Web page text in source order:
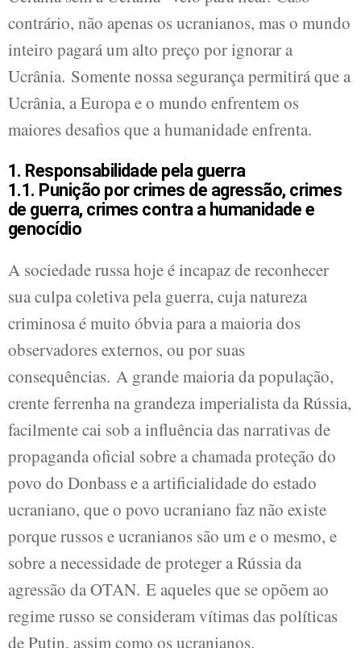
contrário, não apenas os ucranianos, mas o mundo
inteiro pagará um alto preço por ignorar a
Ucrânia. Somente nossa segurança permitirá que a
Ucrânia, a Europa e o mundo enfrentem os
maiores desafios que a humanidade enfrenta.
1. Responsabilidade pela guerra
1.1. Punição por crimes de agressão, crimes
de guerra, crimes contra a humanidade e
genocídio
A sociedade russa hoje é incapaz de reconhecer
sua culpa coletiva pela guerra, cuja natureza
criminosa é muito óbvia para a maioria dos
observadores externos, ou por suas
consequências. A grande maioria da população,
crente ferrenha na grandeza imperialista da Rússia,
facilmente cai sob a influência das narrativas de
propaganda oficial sobre a chamada proteção do
povo do Donbass e a artificialidade do estado
ucraniano, que o povo ucraniano faz não existe
porque russos e ucranianos são um e o mesmo, e
sobre a necessidade de proteger a Rússia da
agressão da OTAN. E aqueles que se opõem ao
regime russo se consideram vítimas das políticas
de Putin, assim como os ucranianos.